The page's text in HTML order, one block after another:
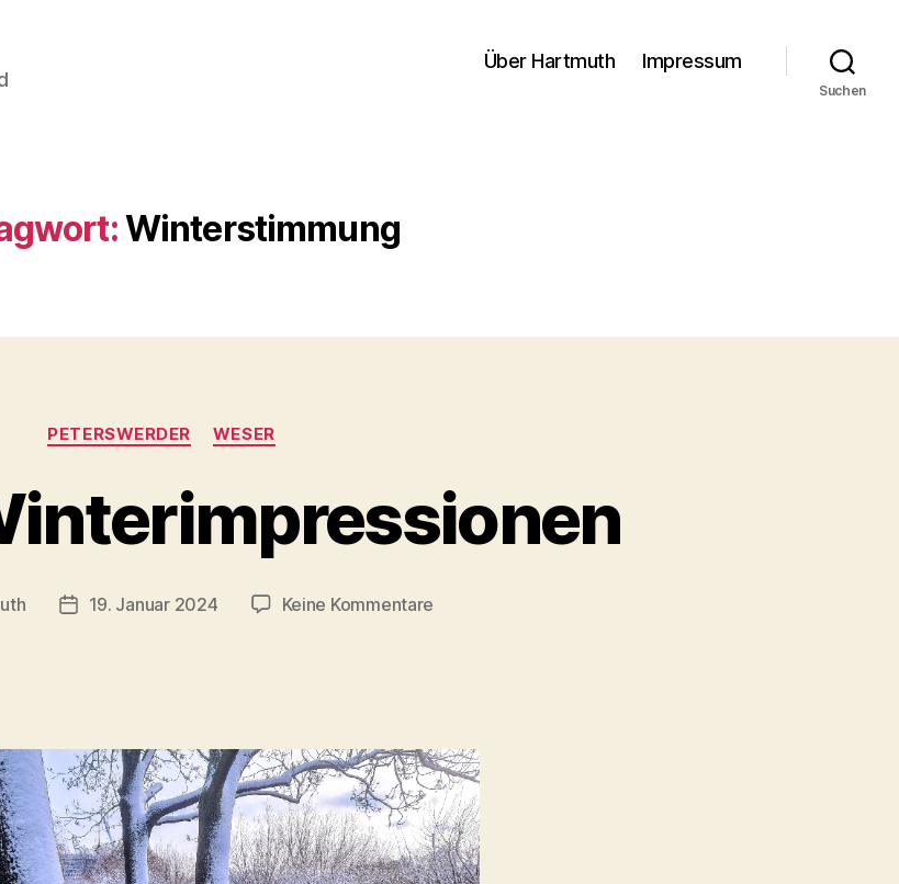
Über Hartmuth Impressum
Suchen
Winterstimmung
Kategorien
PETERSWERDER WESER
Veröffentlichungsdatum
19. Januar 2024 Keine Kommentare